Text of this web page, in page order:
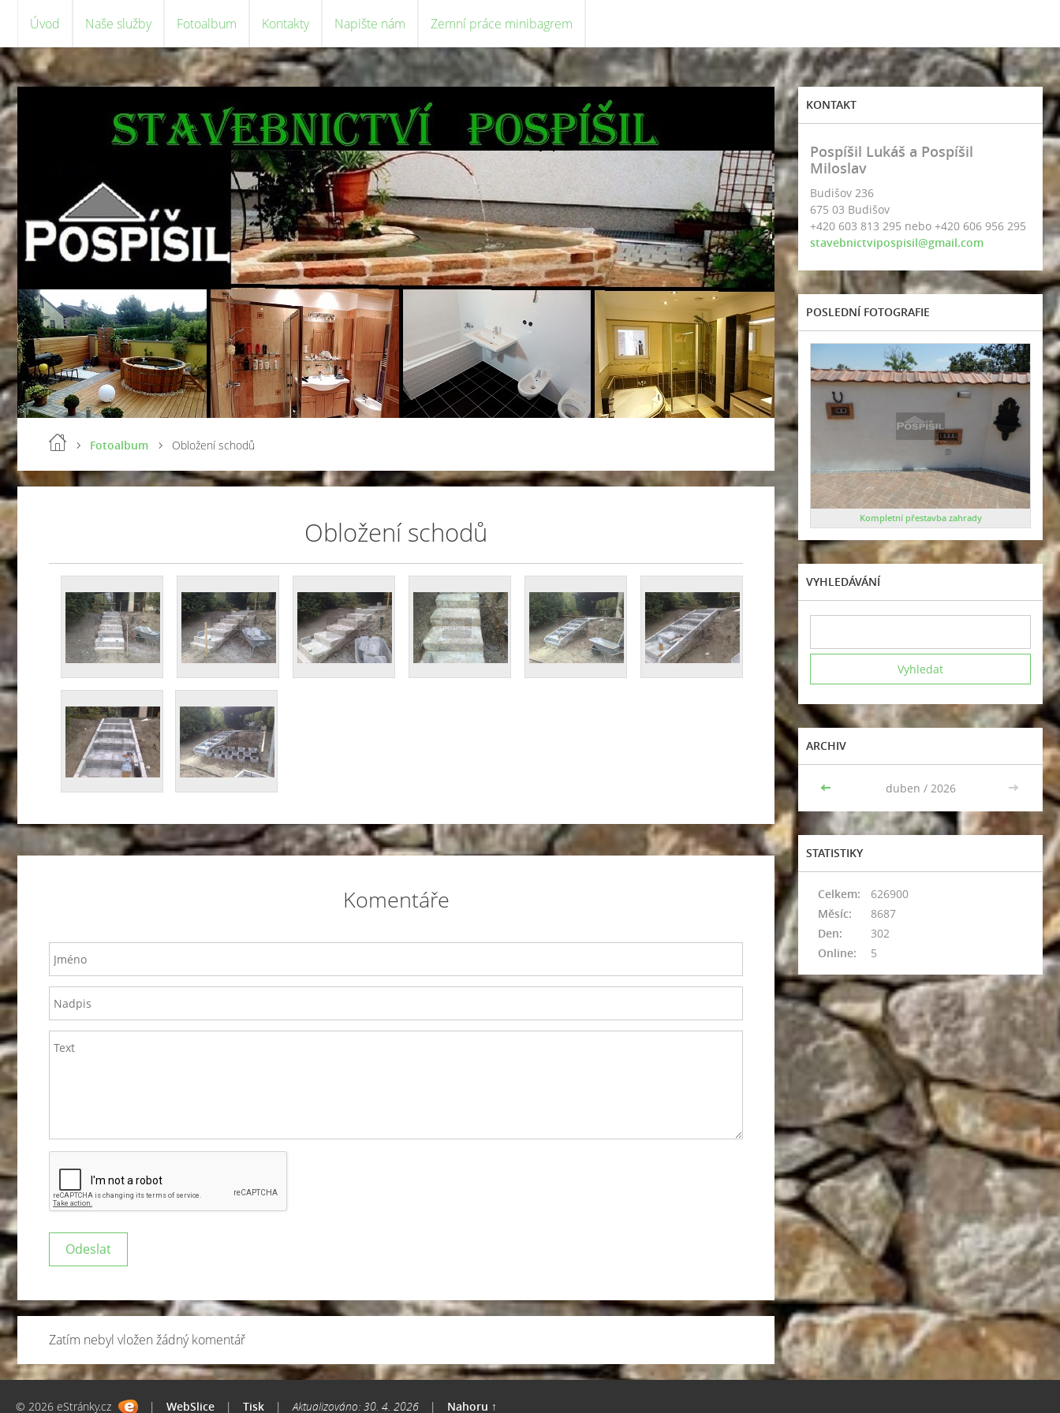
Úvod Naše služby Fotoalbum Kontakty Napište nám Zemní práce minibagrem
Fotoalbum Obložení schodů
Obložení schodů
Komentáře
Zatím nebyl vložen žádný komentář
KONTAKT
Pospíšil Lukáš a Pospíšil
Miloslav
Budišov 236
675 03 Budišov
+420 603 813 295 nebo +420 606 956 295
stavebnictvipospisil@gmail.com
POSLEDNÍ FOTOGRAFIE
Kompletní přestavba zahrady
VYHLEDÁVÁNÍ
ARCHIV
<< duben / 2026 >>
STATISTIKY
Online: 5
Celkem:
626900
Měsíc:
8687
Den:
302
© 2026 eStránky.cz | WebSlice | Tisk | Aktualizováno: 30. 4. 2026 | Nahoru ↑